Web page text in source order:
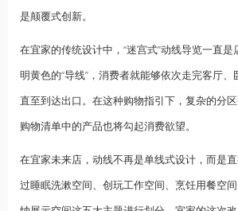
是颠覆式创新。
在宜家的传统设计中，“迷宫式”动线导览一直
明黄色的“导线”，消费者就能够依次走完客厅、
直至到达出口。在这种购物指引下，复杂的分
购物清单中的产品也将勾起消费欲望。
在宜家未来店，动线不再是单线式设计，而是
过睡眠洗漱空间、创玩工作空间、烹饪用餐空